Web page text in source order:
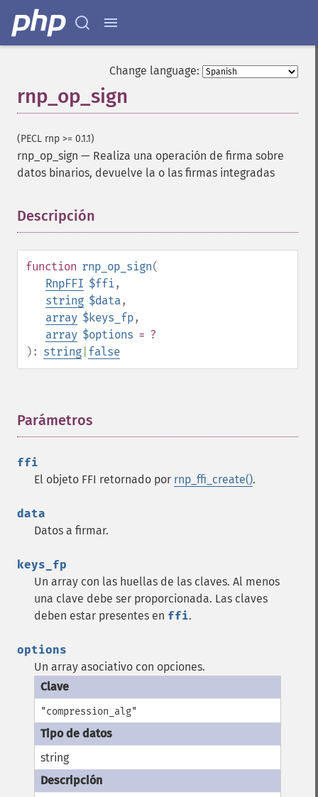
Change language:
rnp_op_sign
(PECL rnp >= 0.1.1)
rnp_op_sign — Realiza una operación de firma sobre
datos binarios, devuelve la o las firmas integradas
Descripción
function rnp_op_sign(
RnpFFI $ffi,
string $data,
array $keys_fp,
array $options = ?
): string false
Parámetros
ffi
El objeto FFI retornado por rnp_ffi_create().
data
Datos a firmar.
keys_fp
Un array con las huellas de las claves. Al menos
una clave debe ser proporcionada. Las claves
deben estar presentes en ffi.
options
Un array asociativo con opciones.
"compression_alg"
string